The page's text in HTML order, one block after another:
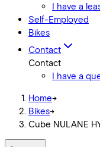
I have a
Self-Employed
Bikes
Contact
Contact
I have a
Home->
Bikes->
Cube NULANE